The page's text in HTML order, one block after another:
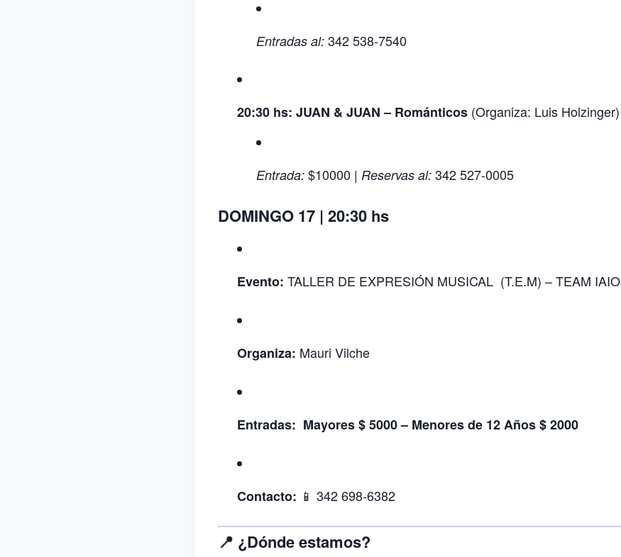
Entradas al: 342 538-7540
20:30 hs: JUAN & JUAN – Románticos (Organiza: Luis Holzinger)
Entrada: $10000 | Reservas al: 342 527-0005
DOMINGO 17 | 20:30 hs
Evento: TALLER DE EXPRESIÓN MUSICAL (T.E.M) – TEAM IAIO
Organiza: Mauri Vilche
Entradas: Mayores $ 5000 – Menores de 12 Años $ 2000
Contacto: 📱 342 698-6382
📍 ¿Dónde estamos?